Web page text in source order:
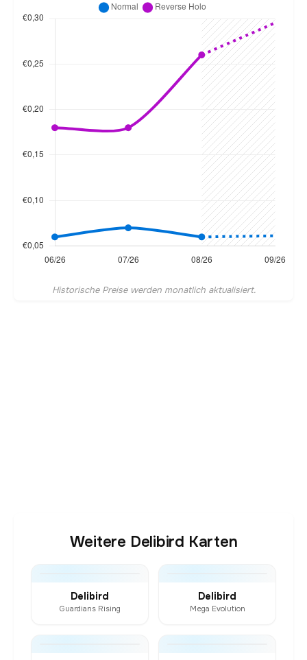
Historische Preise werden monatlich aktualisiert.
Weitere Delibird Karten
Delibird
Guardians Rising
Delibird
Mega Evolution